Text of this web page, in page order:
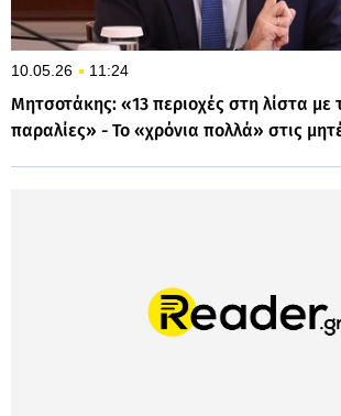
10.05.26 11:24
Μητσοτάκης: «13 περιοχές στη λίστα με
παραλίες» - Το «χρόνια πολλά» στις